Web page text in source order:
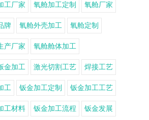
工厂家 氧舱加工定制 氧舱厂家
牌 氧舱外壳加工 氧舱定制
产厂家 氧舱舱体加工
金加工 激光切割工艺 焊接工艺
工 钣金加工定制 钣金加工工艺
工材料 钣金加工流程 钣金发展